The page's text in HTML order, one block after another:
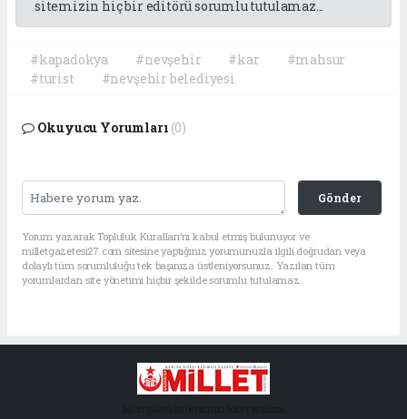
sitemizin hiç bir editörü sorumlu tutulamaz...
#kapadokya #nevşehir #kar
#mahsur
#turist
#nevşehir belediyesi
Okuyucu Yorumları (0)
Gönder
Yorum yazarak Topluluk Kuralları’nı kabul etmiş bulunuyor ve
milletgazetesi27.com sitesine yaptığınız yorumunuzla ilgili doğrudan veya
dolaylı tüm sorumluluğu tek başınıza üstleniyorsunuz. Yazılan tüm
yorumlardan site yönetimi hiçbir şekilde sorumlu tutulamaz.